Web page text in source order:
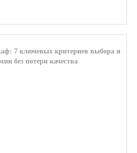
7 ключевых критериев выбора и
без потери качества